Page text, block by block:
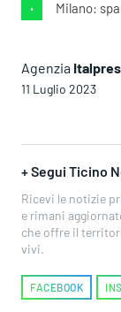
• Milano:
Agenzia
11 Luglio 2023
+ Segui Ticino
Ricevi le notizie
e rimani
che offre il
vivi.
FACEBOOK